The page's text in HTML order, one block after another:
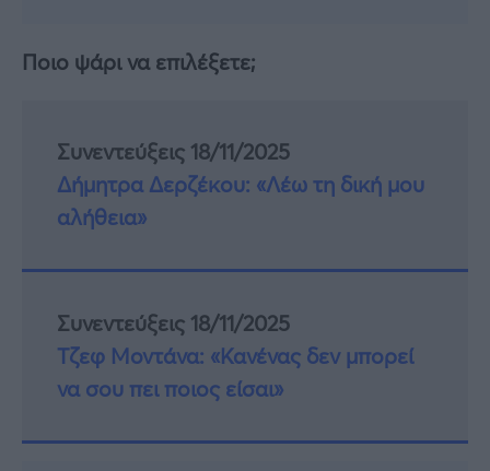
Ποιο ψάρι να επιλέξετε;
Συνεντεύξεις 18/11/2025
Δήμητρα Δερζέκου: «Λέω τη δική μου
αλήθεια»
Συνεντεύξεις 18/11/2025
Τζεφ Μοντάνα: «Κανένας δεν μπορεί
να σου πει ποιος είσαι»